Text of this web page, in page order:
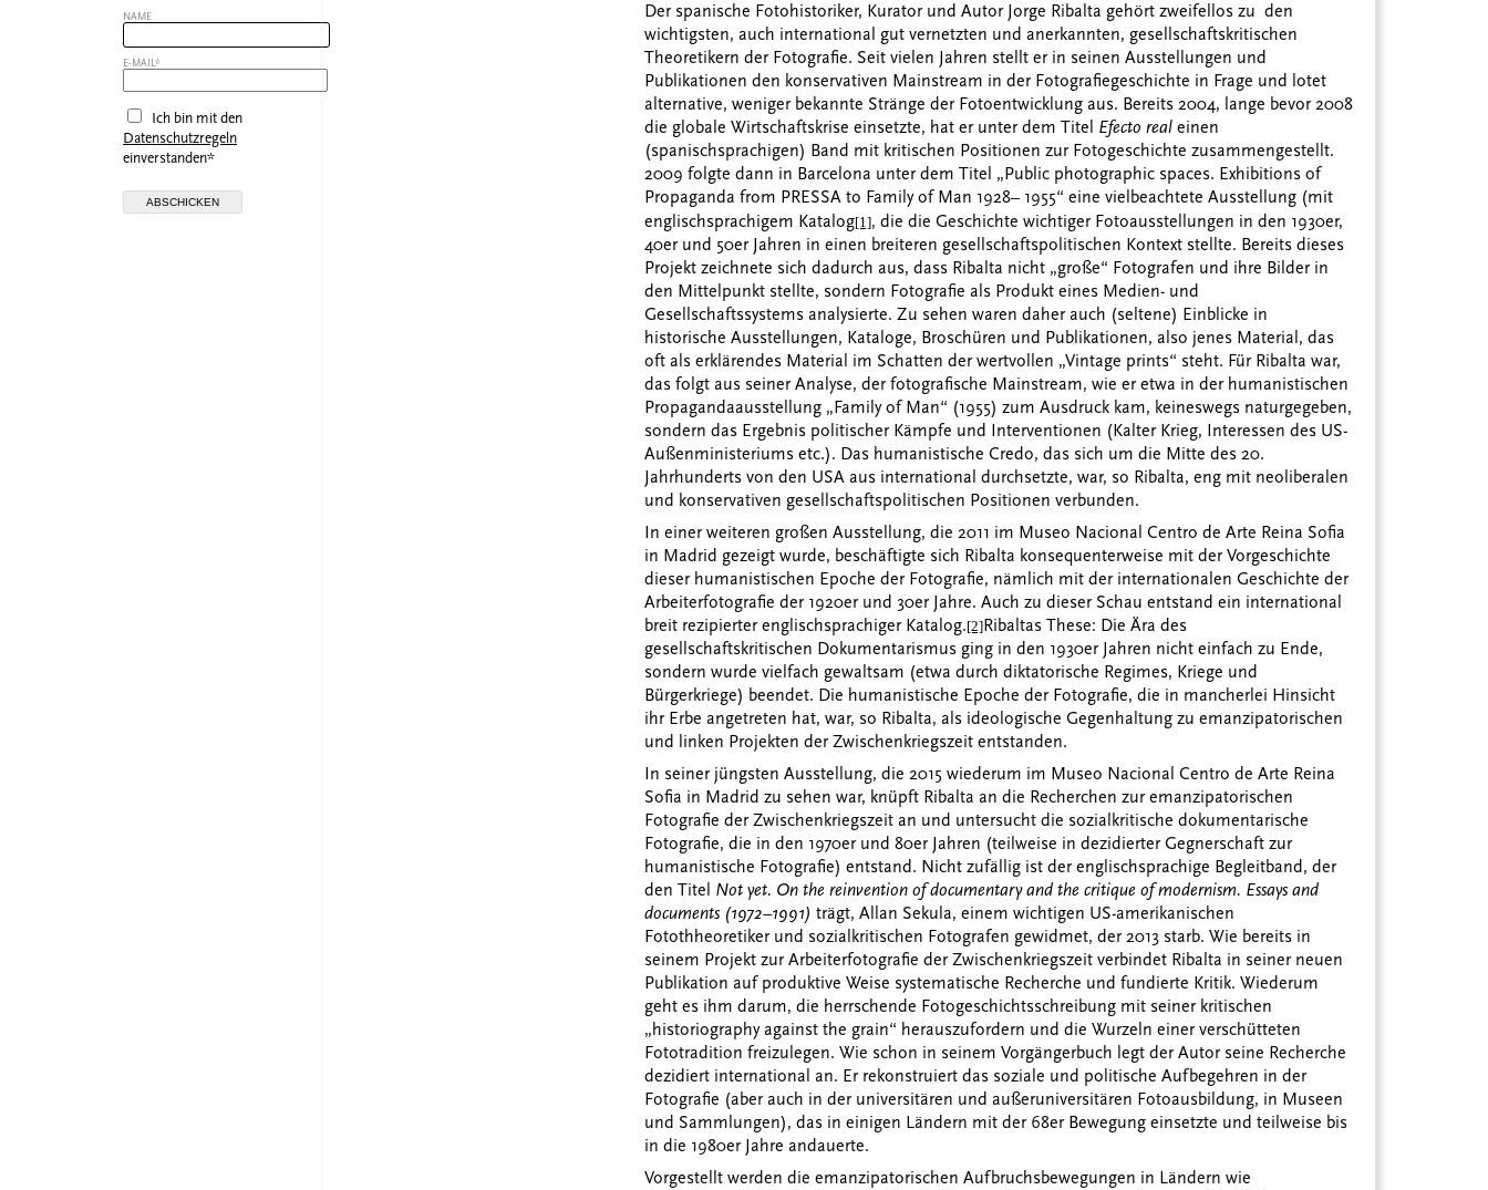
NAME
E-MAIL*
Ich bin mit den
Datenschutzregeln
einverstanden*
Der spanische Fotohistoriker, Kurator und Autor Jorge Ribalta gehört zweifellos zu den
wichtigsten, auch international gut vernetzten und anerkannten, gesellschaftskritischen
Theoretikern der Fotografie. Seit vielen Jahren stellt er in seinen Ausstellungen und
Publikationen den konservativen Mainstream in der Fotografiegeschichte in Frage und lotet
alternative, weniger bekannte Stränge der Fotoentwicklung aus. Bereits 2004, lange bevor 2008
die globale Wirtschaftskrise einsetzte, hat er unter dem Titel Efecto real einen
(spanischsprachigen) Band mit kritischen Positionen zur Fotogeschichte zusammengestellt.
2009 folgte dann in Barcelona unter dem Titel „Public photographic spaces. Exhibitions of
Propaganda from PRESSA to Family of Man 1928– 1955“ eine vielbeachtete Ausstellung (mit
englischsprachigem Katalog[1], die die Geschichte wichtiger Fotoausstellungen in den 1930er,
40er und 50er Jahren in einen breiteren gesellschaftspolitischen Kontext stellte. Bereits dieses
Projekt zeichnete sich dadurch aus, dass Ribalta nicht „große“ Fotografen und ihre Bilder in
den Mittelpunkt stellte, sondern Fotografie als Produkt eines Medien- und
Gesellschaftssystems analysierte. Zu sehen waren daher auch (seltene) Einblicke in
historische Ausstellungen, Kataloge, Broschüren und Publikationen, also jenes Material, das
oft als erklärendes Material im Schatten der wertvollen „Vintage prints“ steht. Für Ribalta war,
das folgt aus seiner Analyse, der fotografische Mainstream, wie er etwa in der humanistischen
Propagandaausstellung „Family of Man“ (1955) zum Ausdruck kam, keineswegs naturgegeben,
sondern das Ergebnis politischer Kämpfe und Interventionen (Kalter Krieg, Interessen des US-
Außenministeriums etc.). Das humanistische Credo, das sich um die Mitte des 20.
Jahrhunderts von den USA aus international durchsetzte, war, so Ribalta, eng mit neoliberalen
und konservativen gesellschaftspolitischen Positionen verbunden.
In einer weiteren großen Ausstellung, die 2011 im Museo Nacional Centro de Arte Reina Sofia
in Madrid gezeigt wurde, beschäftigte sich Ribalta konsequenterweise mit der Vorgeschichte
dieser humanistischen Epoche der Fotografie, nämlich mit der internationalen Geschichte der
Arbeiterfotografie der 1920er und 30er Jahre. Auch zu dieser Schau entstand ein international
breit rezipierter englischsprachiger Katalog.[2] Ribaltas These: Die Ära des
gesellschaftskritischen Dokumentarismus ging in den 1930er Jahren nicht einfach zu Ende,
sondern wurde vielfach gewaltsam (etwa durch diktatorische Regimes, Kriege und
Bürgerkriege) beendet. Die humanistische Epoche der Fotografie, die in mancherlei Hinsicht
ihr Erbe angetreten hat, war, so Ribalta, als ideologische Gegenhaltung zu emanzipatorischen
und linken Projekten der Zwischenkriegszeit entstanden.
In seiner jüngsten Ausstellung, die 2015 wiederum im Museo Nacional Centro de Arte Reina
Sofia in Madrid zu sehen war, knüpft Ribalta an die Recherchen zur emanzipatorischen
Fotografie der Zwischenkriegszeit an und untersucht die sozialkritische dokumentarische
Fotografie, die in den 1970er und 80er Jahren (teilweise in dezidierter Gegnerschaft zur
humanistische Fotografie) entstand. Nicht zufällig ist der englischsprachige Begleitband, der
den Titel Not yet. On the reinvention of documentary and the critique of modernism. Essays and
documents (1972–1991) trägt, Allan Sekula, einem wichtigen US-amerikanischen
Fotothheoretiker und sozialkritischen Fotografen gewidmet, der 2013 starb. Wie bereits in
seinem Projekt zur Arbeiterfotografie der Zwischenkriegszeit verbindet Ribalta in seiner neuen
Publikation auf produktive Weise systematische Recherche und fundierte Kritik. Wiederum
geht es ihm darum, die herrschende Fotogeschichtsschreibung mit seiner kritischen
„historiography against the grain“ herauszufordern und die Wurzeln einer verschütteten
Fototradition freizulegen. Wie schon in seinem Vorgängerbuch legt der Autor seine Recherche
dezidiert international an. Er rekonstruiert das soziale und politische Aufbegehren in der
Fotografie (aber auch in der universitären und außeruniversitären Fotoausbildung, in Museen
und Sammlungen), das in einigen Ländern mit der 68er Bewegung einsetzte und teilweise bis
in die 1980er Jahre andauerte.
Vorgestellt werden die emanzipatorischen Aufbruchsbewegungen in Ländern wie